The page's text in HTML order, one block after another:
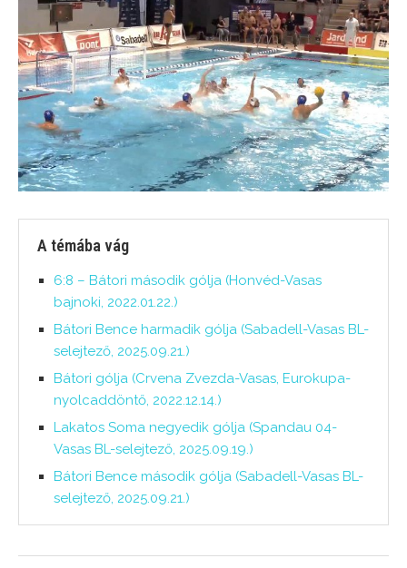
A témába vág
6:8 – Bátori második gólja (Honvéd-Vasas
bajnoki, 2022.01.22.)
Bátori Bence harmadik gólja (Sabadell-Vasas BL-
selejtező, 2025.09.21.)
Bátori gólja (Crvena Zvezda-Vasas, Eurokupa-
nyolcaddöntő, 2022.12.14.)
Lakatos Soma negyedik gólja (Spandau 04-
Vasas BL-selejtező, 2025.09.19.)
Bátori Bence második gólja (Sabadell-Vasas BL-
selejtező, 2025.09.21.)